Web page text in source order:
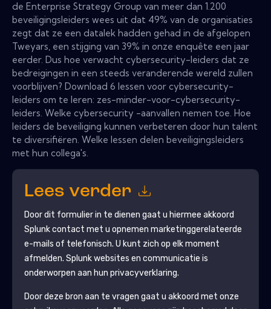
de Enterprise Strategy Group van meer dan 1.200
beveiligingsleiders wees uit dat 49% van de organisaties
zegt dat ze een datalek hadden gehad in de afgelopen
Tweyars, een stijging van 39% in onze enquête een jaar
eerder. Dus hoe verwacht cybersecurity-leiders dat ze
bedreigingen in een steeds veranderende wereld zullen
voorblijven? Download 6 lessen voor cybersecurity-
leiders om te leren: zes-minder-voor-cybersecurity-
leiders. Welke cybersecurity -aanvallen nemen toe. Hoe
leiders de beveiliging kunnen verbeteren door hun talent
te diversifiëren. Welke lessen delen beveiligingsleiders
met hun collega's.
Lees verder
Door dit formulier in te dienen gaat u hiermee akkoord
Splunkcontact met u opnemen marketinggerelateerde
e-mails of telefonisch. U kunt zich op elk moment
afmelden. Splunkwebsites en communicatie is
onderworpen aan hun privacyverklaring.
Door deze bron aan te vragen gaat u akkoord met onze